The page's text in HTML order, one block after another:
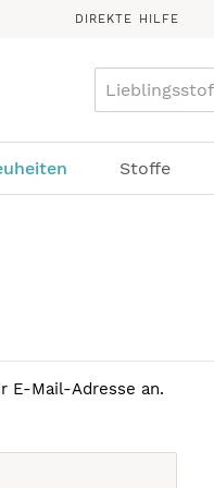
DIREKTE HILFE
Suche
Stoffe
E-Mail-Adresse an.